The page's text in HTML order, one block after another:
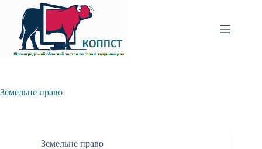
вмісту
Земельне право
Земельне право